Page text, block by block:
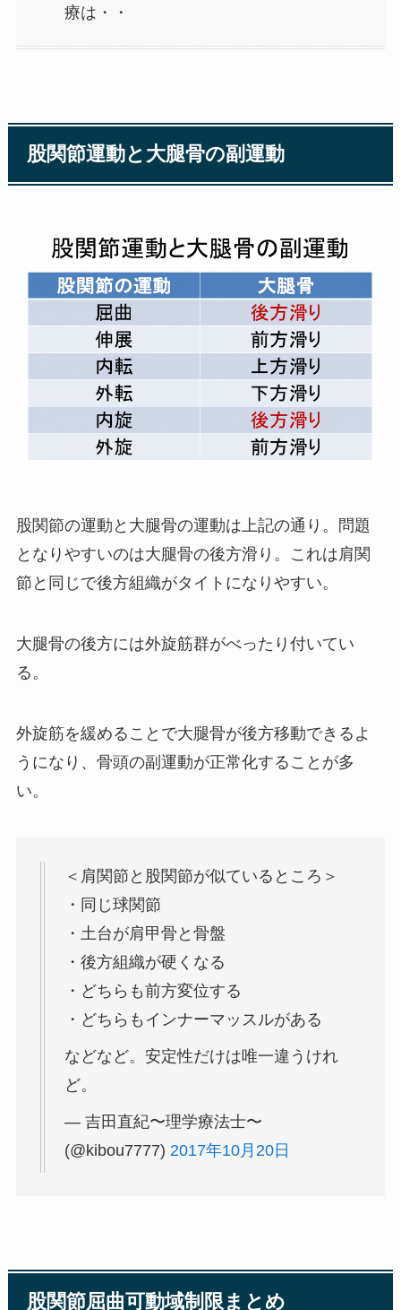
療は・・
股関節運動と大腿骨の副運動
股関節の運動と大腿骨の運動は上記の通り。問題
となりやすいのは大腿骨の後方滑り。これは肩関
節と同じで後方組織がタイトになりやすい。
大腿骨の後方には外旋筋群がべったり付いてい
る。
外旋筋を緩めることで大腿骨が後方移動できるよ
うになり、骨頭の副運動が正常化することが多
い。
＜肩関節と股関節が似ているところ＞
・同じ球関節
・土台が肩甲骨と骨盤
・後方組織が硬くなる
・どちらも前方変位する
・どちらもインナーマッスルがある
などなど。安定性だけは唯一違うけれ
ど。
— 吉田直紀〜理学療法士〜
(@kibou7777) 2017年10月20日
股関節屈曲可動域制限まとめ